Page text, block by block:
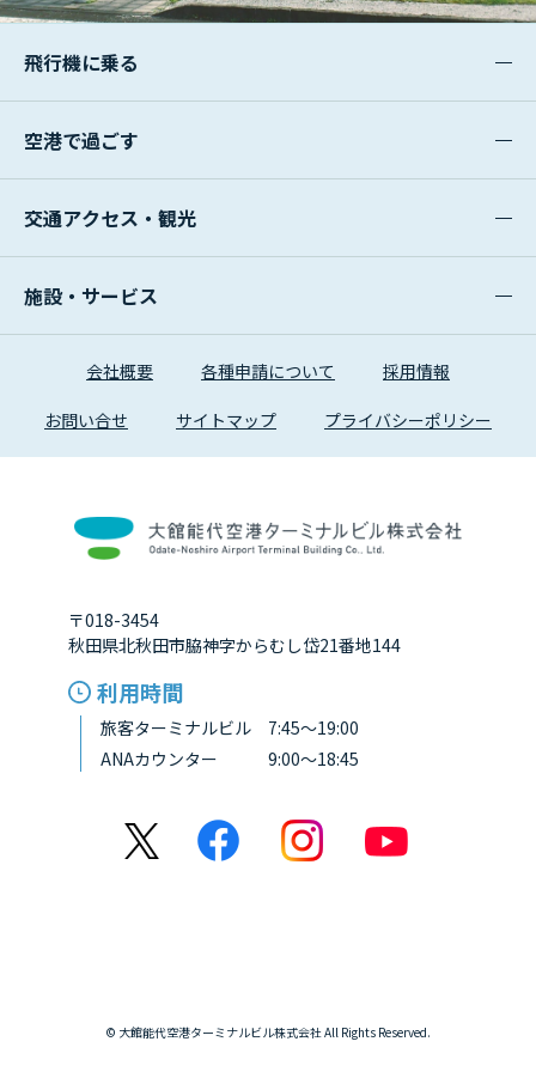
飛行機に乗る
空港で過ごす
交通アクセス・観光
施設・サービス
会社概要 各種申請について 採用情報
お問い合せ サイトマップ プライバシーポリシー
〒018-3454
秋田県北秋田市脇神字からむし岱21番地144
利用時間
旅客ターミナルビル 7:45～19:00
ANAカウンター 9:00～18:45
© 大館能代空港ターミナルビル株式会社 All Rights Reserved.